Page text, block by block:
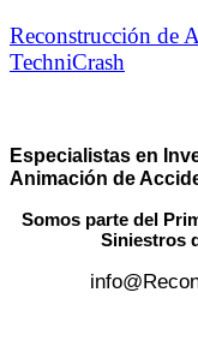
Reconstrucción de
TechniCrash
Especialistas en
Animación de
Somos parte del
Siniestros